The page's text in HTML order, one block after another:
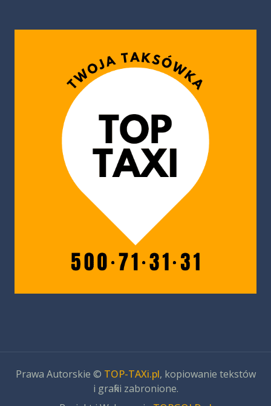
Prawa Autorskie © TOP-TAXi.pl, kopiowanie tekstów
i grafiki zabronione.